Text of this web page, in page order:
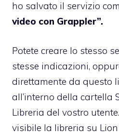
ho salvato il servizio
video con Grappler”.
Potete creare lo stesso
stesse indicazioni,
direttamente da questo
all’interno della cartella
Libreria del vostro
visibile la libreria su